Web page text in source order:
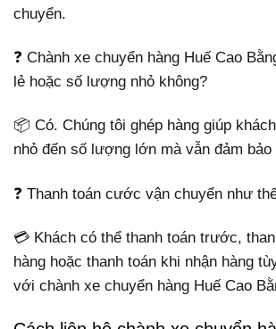
chuyển.
❓ Chành xe chuyển hàng Huế Cao
lẻ hoặc số lượng nhỏ không?
📦 Có. Chúng tôi ghép hàng giúp
nhỏ đến số lượng lớn mà vẫn đảm
❓ Thanh toán cước vận chuyển như
💳 Khách có thể thanh toán trước,
hàng hoặc thanh toán khi nhận hàng
với chành xe chuyển hàng Huế Cao